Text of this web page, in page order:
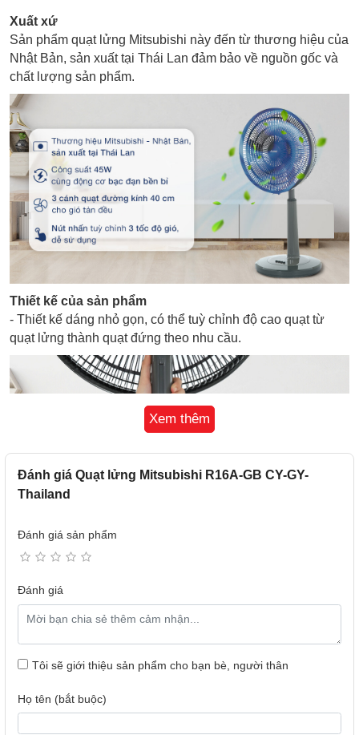
Xuất xứ
Sản phẩm quạt lửng Mitsubishi này đến từ thương hiệu của
Nhật Bản, sản xuất tại Thái Lan đảm bảo về nguồn gốc và
chất lượng sản phẩm.
Thiết kế của sản phẩm
- Thiết kế dáng nhỏ gọn, có thể tuỳ chỉnh độ cao quạt từ
quạt lửng thành quạt đứng theo nhu cầu.
- 3 cánh quạt đường kính 40 cm giúp tạo làn gió trải đều.
Xem thêm
Đánh giá Quạt lửng Mitsubishi R16A-GB CY-GY-
Thailand
Đánh giá sản phẩm
Đánh giá
Tôi sẽ giới thiệu sản phẩm cho bạn bè, người thân
Họ tên (bắt buộc)